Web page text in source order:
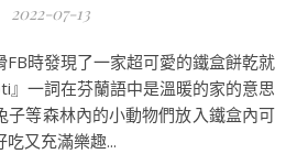
2022-07-13
一詞在芬蘭語中是溫暖的家的意思
子等森林內的小動物們放入鐵盒內可
又充滿樂趣...